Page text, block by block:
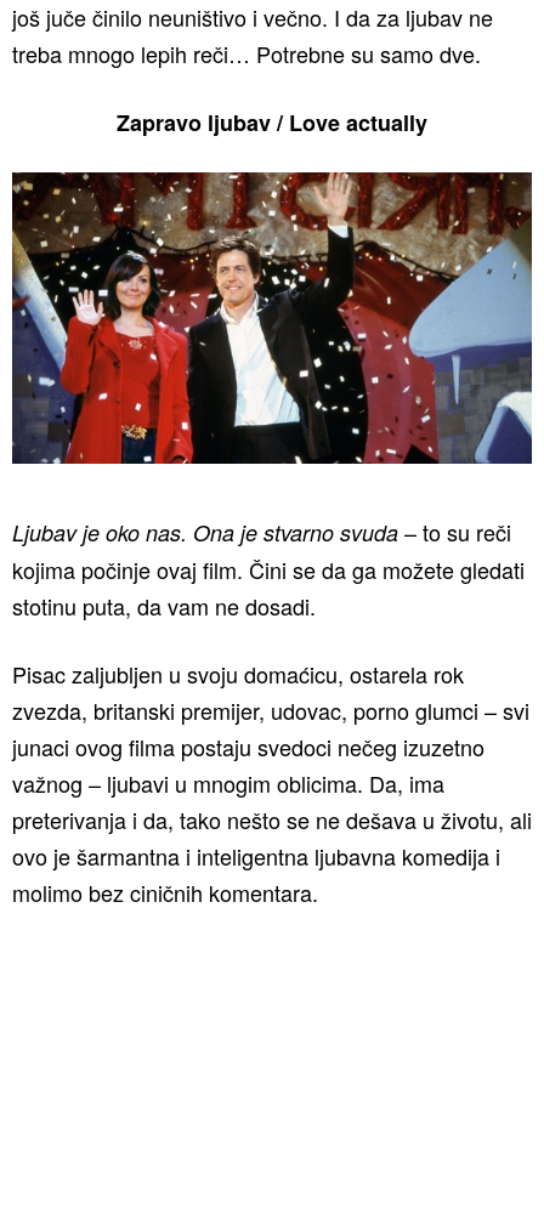
još juče činilo neuništivo i večno. I da za ljubav ne
treba mnogo lepih reči… Potrebne su samo dve.
Zapravo ljubav / Love actually
Ljubav je oko nas. Ona je stvarno svuda – to su reči
kojima počinje ovaj film. Čini se da ga možete gledati
stotinu puta, da vam ne dosadi.
Pisac zaljubljen u svoju domaćicu, ostarela rok
zvezda, britanski premijer, udovac, porno glumci – svi
junaci ovog filma postaju svedoci nečeg izuzetno
važnog – ljubavi u mnogim oblicima. Da, ima
preterivanja i da, tako nešto se ne dešava u životu, ali
ovo je šarmantna i inteligentna ljubavna komedija i
molimo bez ciničnih komentara.